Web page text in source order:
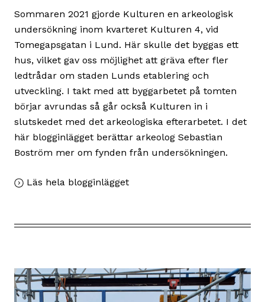
Sommaren 2021 gjorde Kulturen en arkeologisk
undersökning inom kvarteret Kulturen 4, vid
Tomegapsgatan i Lund. Här skulle det byggas ett
hus, vilket gav oss möjlighet att gräva efter fler
ledtrådar om staden Lunds etablering och
utveckling. I takt med att byggarbetet på tomten
börjar avrundas så går också Kulturen in i
slutskedet med det arkeologiska efterarbetet. I det
här blogginlägget berättar arkeolog Sebastian
Boström mer om fynden från undersökningen.
Läs hela blogginlägget,
om
Lund
från